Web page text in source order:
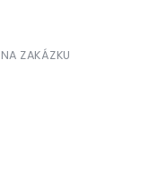
ZAKÁZKU